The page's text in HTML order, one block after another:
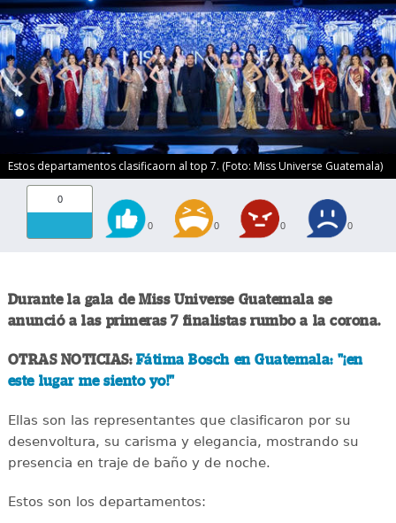
Estos departamentos clasificaorn al top 7. (Foto: Miss Universe Guatemala)
0
0 0 0 0
Durante la gala de Miss Universe Guatemala se
anunció a las primeras 7 finalistas rumbo a la corona.
OTRAS NOTICIAS: Fátima Bosch en Guatemala: "¡en
este lugar me siento yo!"
Ellas son las representantes que clasificaron por su
desenvoltura, su carisma y elegancia, mostrando su
presencia en traje de baño y de noche.
Estos son los departamentos: